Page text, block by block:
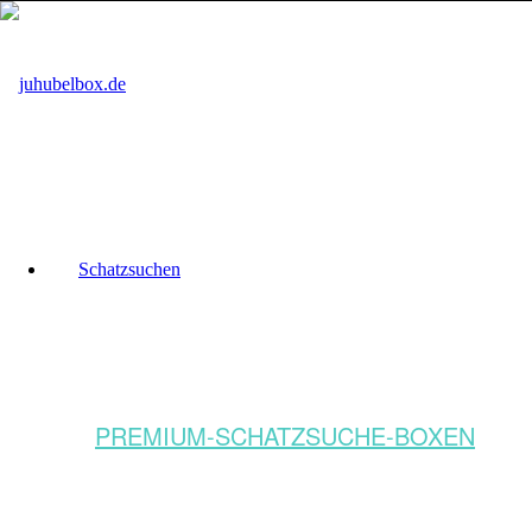
Schatzsuchen
PREMIUM-SCHATZSUCHE-BOXEN